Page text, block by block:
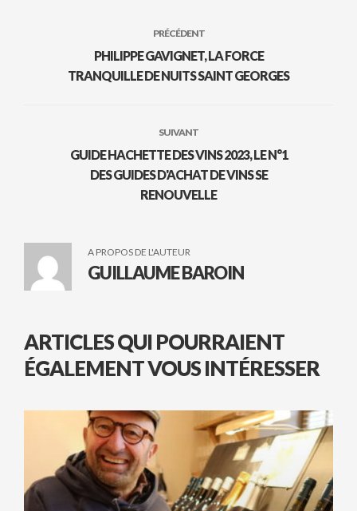
PRÉCÉDENT
PHILIPPE GAVIGNET, LA FORCE
TRANQUILLE DE NUITS SAINT GEORGES
SUIVANT
GUIDE HACHETTE DES VINS 2023, LE N°1
DES GUIDES D'ACHAT DE VINS SE
RENOUVELLE
A PROPOS DE L'AUTEUR
GUILLAUME BAROIN
ARTICLES QUI POURRAIENT
ÉGALEMENT VOUS INTÉRESSER